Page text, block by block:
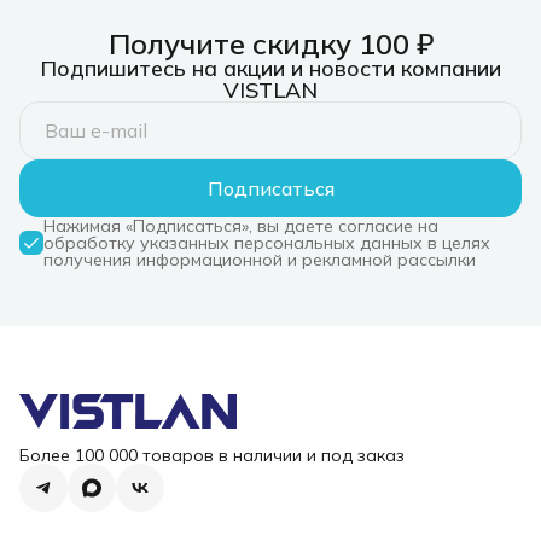
Получите скидку 100 ₽
Подпишитесь на акции и новости компании
VISTLAN
Подписаться
Нажимая «Подписаться», вы даете согласие на
обработку указанных персональных данных в целях
получения информационной и рекламной рассылки
Более 100 000 товаров в наличии и под заказ